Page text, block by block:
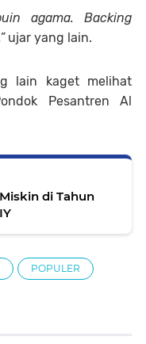
agama. Backing
ujar yang lain.
lain kaget melihat
Pesantren Al
di Tahun
POPULER